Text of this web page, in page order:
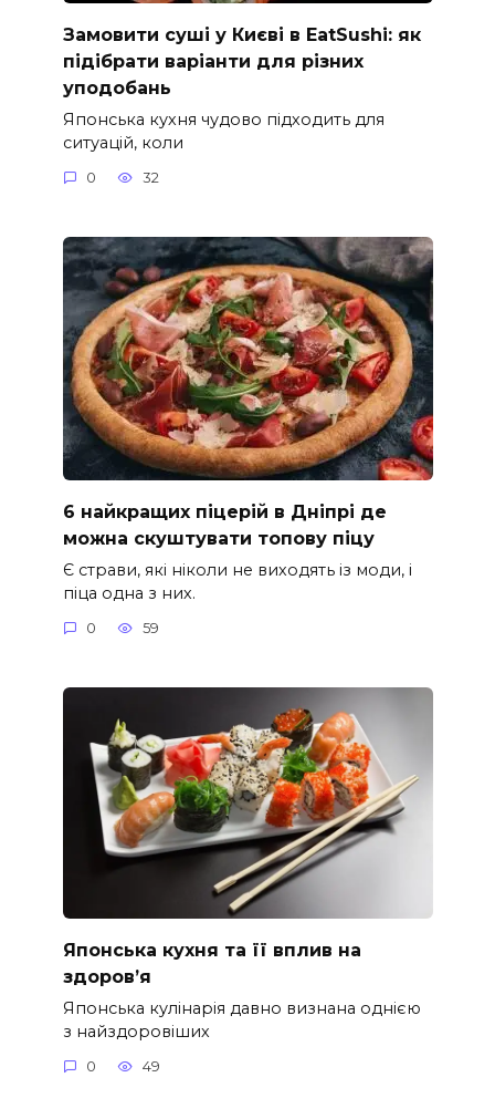
Замовити суші у Києві в EatSushi: як
підібрати варіанти для різних
уподобань
Японська кухня чудово підходить для
ситуацій, коли
0 32
6 найкращих піцерій в Дніпрі де
можна скуштувати топову піцу
Є страви, які ніколи не виходять із моди, і
піца одна з них.
0 59
Японська кухня та її вплив на
здоров’я
Японська кулінарія давно визнана однією
з найздоровіших
0 49